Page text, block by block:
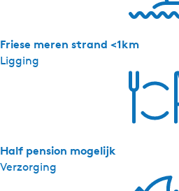
Ligging
Friese meren strand <1km
Verzorging
Half pension mogelijk
i